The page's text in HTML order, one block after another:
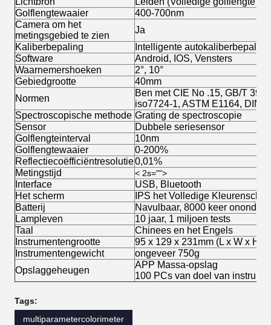
Golflengtewaaier
400-700nm
Camera om het
metingsgebied te zien
Ja
Kaliberbepaling
Intelligente autokaliberbepaling
Software
Android, IOS, Vensters
Waarnemershoeken
2°, 10°
Gebiedgrootte
40mm
Normen
Ben met CIE No .15, GB/T
iso7724-1, ASTM E1164,
Spectroscopische methode Grating de spectroscopie
Sensor
Dubbele seriesensor
Golflengteinterval
10nm
Golflengtewaaier
0-200%
Reflectiecoëfficiëntresolutie0,01%
Metingstijd
< 2s="">
Interface
USB, Bluetooth
Het scherm
IPS het Volledige
Batterij
Navulbaar, 8000 keer
Lampleven
10 jaar, 1 miljoen tests
Taal
Chinees en het Engels
Instrumentengrootte
95 x 129 x 231mm (L x W x H)
Instrumentengewicht
ongeveer 750g
Opslaggeheugen
APP Massa-opslag
100 PCs van doel van
Tags:
multiparametercolorimeter